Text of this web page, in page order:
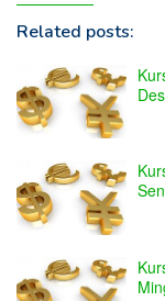
Related posts: